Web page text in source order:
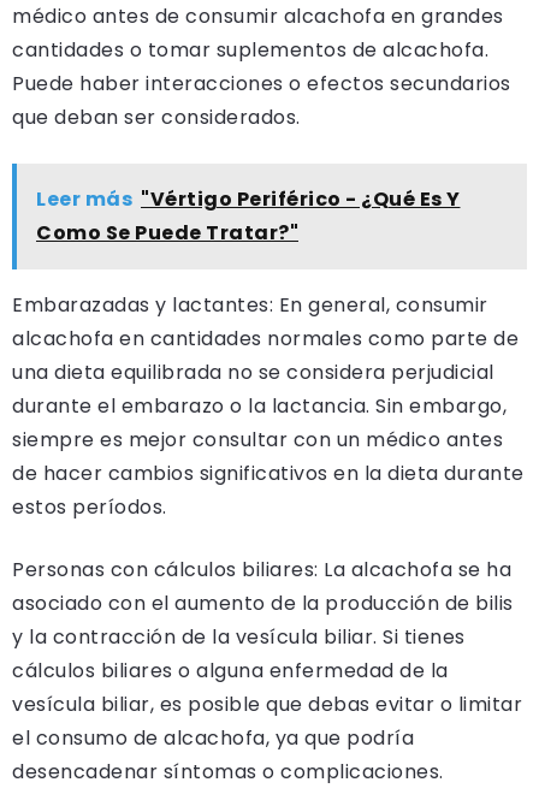
médico antes de consumir alcachofa en grandes
cantidades o tomar suplementos de alcachofa.
Puede haber interacciones o efectos secundarios
que deban ser considerados.
Leer más "Vértigo Periférico - ¿Qué Es Y
Como Se Puede Tratar?"
Embarazadas y lactantes: En general, consumir
alcachofa en cantidades normales como parte de
una dieta equilibrada no se considera perjudicial
durante el embarazo o la lactancia. Sin embargo,
siempre es mejor consultar con un médico antes
de hacer cambios significativos en la dieta durante
estos períodos.
Personas con cálculos biliares: La alcachofa se ha
asociado con el aumento de la producción de bilis
y la contracción de la vesícula biliar. Si tienes
cálculos biliares o alguna enfermedad de la
vesícula biliar, es posible que debas evitar o limitar
el consumo de alcachofa, ya que podría
desencadenar síntomas o complicaciones.